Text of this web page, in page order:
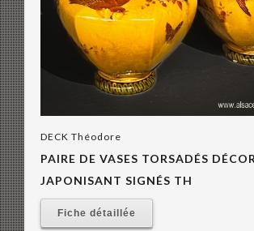
DECK Théodore
PAIRE DE VASES TORSADÉS DÉCOR
JAPONISANT SIGNÉS TH
Fiche détaillée